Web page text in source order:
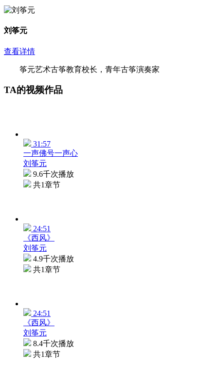
刘筝元
查看详情
筝元艺术古筝教育校长，青年古筝演奏家
TA的视频作品
31:57
一声佛号一声心
刘筝元
9.6千次播放
共1章节
24:51
《西风》
刘筝元
4.9千次播放
共1章节
24:51
《西风》
刘筝元
8.4千次播放
共1章节